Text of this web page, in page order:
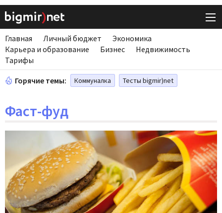
Главная Личный бюджет
Экономика
Карьера и образование
Бизнес
Недвижимость
Тарифы
Горячие темы: Коммуналка Тесты bigmir)net
Фаст-фуд